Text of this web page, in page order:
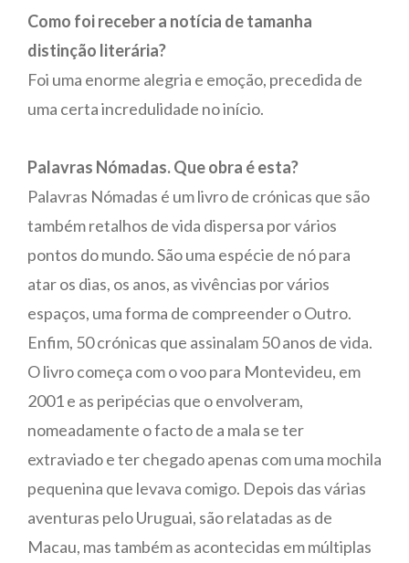
Como foi receber a notícia de tamanha
distinção literária?
Foi uma enorme alegria e emoção, precedida de
uma certa incredulidade no início.
Palavras Nómadas. Que obra é esta?
Palavras Nómadas é um livro de crónicas que são
também retalhos de vida dispersa por vários
pontos do mundo. São uma espécie de nó para
atar os dias, os anos, as vivências por vários
espaços, uma forma de compreender o Outro.
Enfim, 50 crónicas que assinalam 50 anos de vida.
O livro começa com o voo para Montevideu, em
2001 e as peripécias que o envolveram,
nomeadamente o facto de a mala se ter
extraviado e ter chegado apenas com uma mochila
pequenina que levava comigo. Depois das várias
aventuras pelo Uruguai, são relatadas as de
Macau, mas também as acontecidas em múltiplas